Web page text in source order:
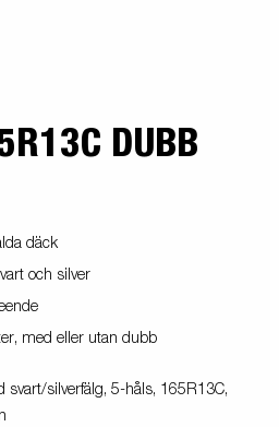
DUBB
däck
och silver
med eller utan dubb
svart/silverfälg, 5-håls, 165R13C,